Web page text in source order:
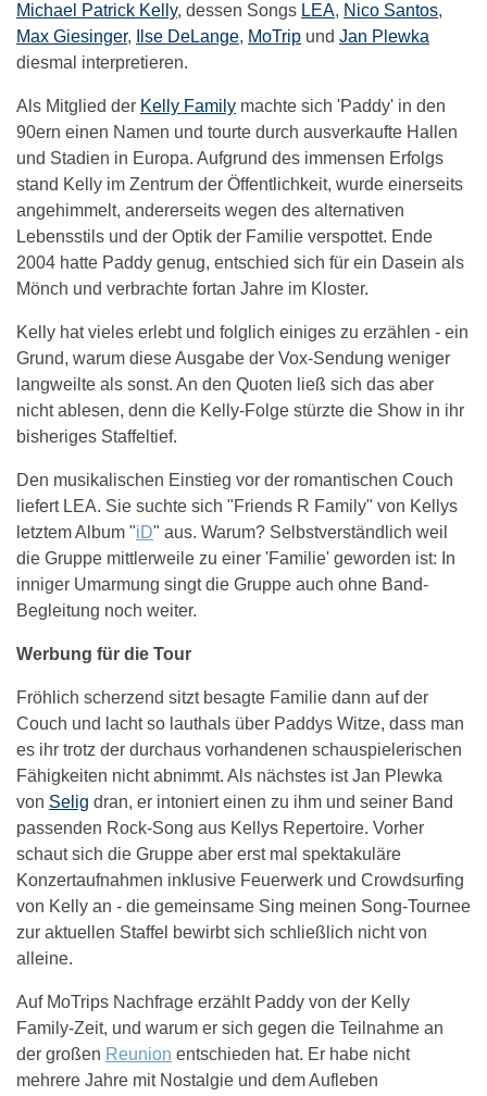
Michael Patrick Kelly, dessen Songs LEA, Nico Santos,
Max Giesinger, Ilse DeLange, MoTrip und Jan Plewka
diesmal interpretieren.
Als Mitglied der Kelly Family machte sich 'Paddy' in den
90ern einen Namen und tourte durch ausverkaufte Hallen
und Stadien in Europa. Aufgrund des immensen Erfolgs
stand Kelly im Zentrum der Öffentlichkeit, wurde einerseits
angehimmelt, andererseits wegen des alternativen
Lebensstils und der Optik der Familie verspottet. Ende
2004 hatte Paddy genug, entschied sich für ein Dasein als
Mönch und verbrachte fortan Jahre im Kloster.
Kelly hat vieles erlebt und folglich einiges zu erzählen - ein
Grund, warum diese Ausgabe der Vox-Sendung weniger
langweilte als sonst. An den Quoten ließ sich das aber
nicht ablesen, denn die Kelly-Folge stürzte die Show in ihr
bisheriges Staffeltief.
Den musikalischen Einstieg vor der romantischen Couch
liefert LEA. Sie suchte sich "Friends R Family" von Kellys
letztem Album "iD" aus. Warum? Selbstverständlich weil
die Gruppe mittlerweile zu einer 'Familie' geworden ist: In
inniger Umarmung singt die Gruppe auch ohne Band-
Begleitung noch weiter.
Werbung für die Tour
Fröhlich scherzend sitzt besagte Familie dann auf der
Couch und lacht so lauthals über Paddys Witze, dass man
es ihr trotz der durchaus vorhandenen schauspielerischen
Fähigkeiten nicht abnimmt. Als nächstes ist Jan Plewka
von Selig dran, er intoniert einen zu ihm und seiner Band
passenden Rock-Song aus Kellys Repertoire. Vorher
schaut sich die Gruppe aber erst mal spektakuläre
Konzertaufnahmen inklusive Feuerwerk und Crowdsurfing
von Kelly an - die gemeinsame Sing meinen Song-Tournee
zur aktuellen Staffel bewirbt sich schließlich nicht von
alleine.
Auf MoTrips Nachfrage erzählt Paddy von der Kelly
Family-Zeit, und warum er sich gegen die Teilnahme an
der großen Reunion entschieden hat. Er habe nicht
mehrere Jahre mit Nostalgie und dem Aufleben